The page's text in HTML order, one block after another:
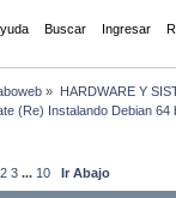
Buscar Ingresar
» HARDWARE Y
(Re) Instalando Debian
2 3 ... 10 Ir Abajo